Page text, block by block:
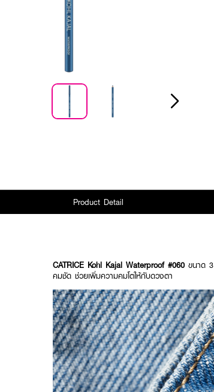
Product Detail
CATRICE Kohl Kajal Waterproof #060 ขนาด
คมชัด ช่วยเพิ่มความคมโตให้กับดวงตา